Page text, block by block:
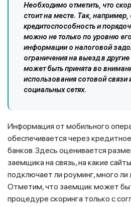
Необходимо отметить, что
стоит на месте. Так, например,
кредитоспособность и
можно не только по уровню
информации о налоговой
ограничения на выезд в
может быть принята во
использования сотовой связи
социальных сетях.
Информация от мобильного
обеспечивается через
банков. Здесь оценивается
заемщика на связь, на какие
подключает ли роуминг, много ли
Отметим, что заемщик может
процедуре скоринга только с